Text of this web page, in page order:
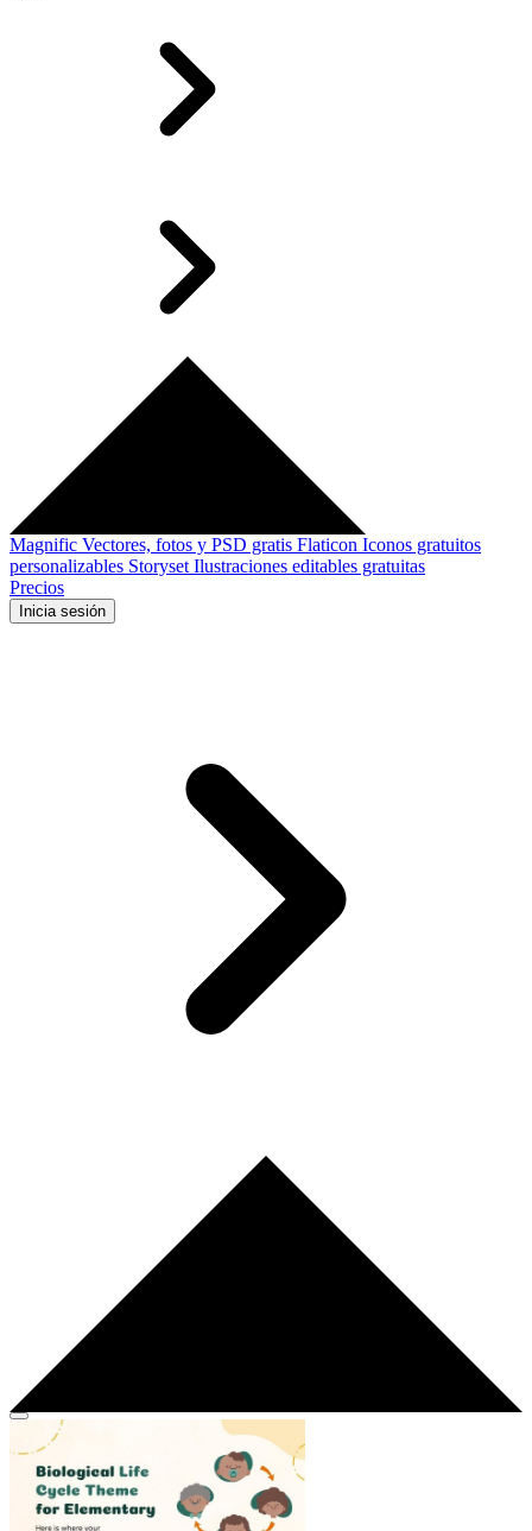
Magnific Vectores, fotos y PSD gratis Flaticon Iconos gratuitos
personalizables Storyset Ilustraciones editables gratuitas
Precios
Inicia sesión